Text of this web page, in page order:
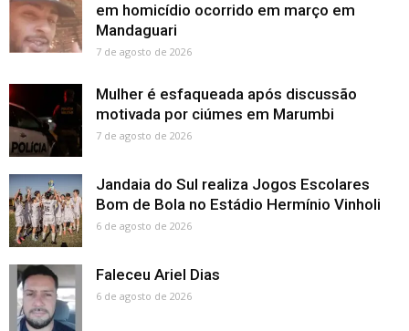
em homicídio ocorrido em março em
Mandaguari
7 de agosto de 2026
Mulher é esfaqueada após discussão
motivada por ciúmes em Marumbi
7 de agosto de 2026
Jandaia do Sul realiza Jogos Escolares
Bom de Bola no Estádio Hermínio Vinholi
6 de agosto de 2026
Faleceu Ariel Dias
6 de agosto de 2026